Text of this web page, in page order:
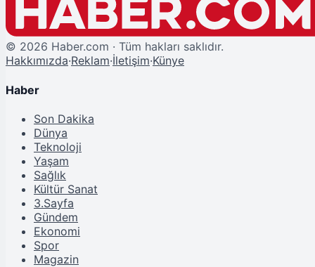
© 2026 Haber.com · Tüm hakları saklıdır.
Hakkımızda·Reklam·İletişim·Künye
Haber
Son Dakika
Dünya
Teknoloji
Yaşam
Sağlık
Kültür Sanat
3.Sayfa
Gündem
Ekonomi
Spor
Magazin